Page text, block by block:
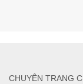
CHUYÊN TRANG